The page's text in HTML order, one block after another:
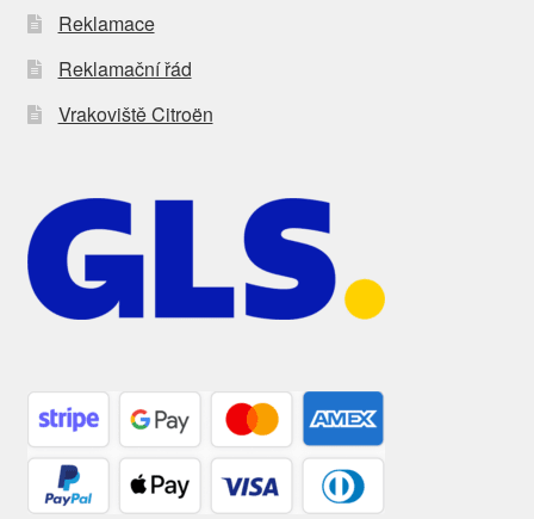
Reklamace
Reklamační řád
Vrakoviště Citroën